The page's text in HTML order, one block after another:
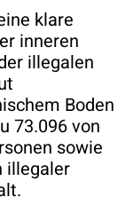
klare
inneren
illegalen
Boden
73.096 von
sowie
illegaler